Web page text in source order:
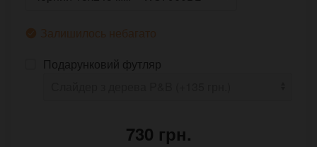
Подарунковий футляр
730 грн.